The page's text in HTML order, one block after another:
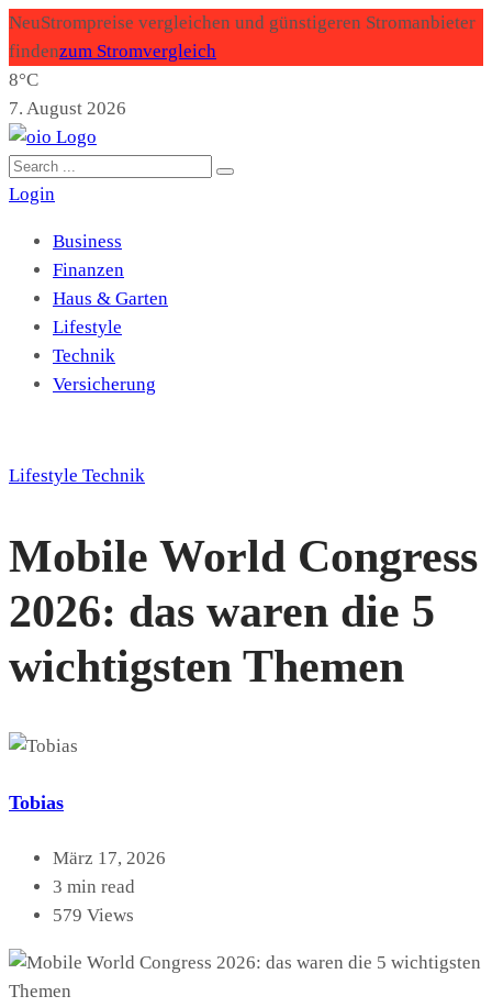
NeuStrompreise vergleichen und günstigeren Stromanbieter
findenzum Stromvergleich
8°C
7. August 2026
Login
Business
Finanzen
Haus & Garten
Lifestyle
Technik
Versicherung
Lifestyle Technik
Mobile World Congress
2026: das waren die 5
wichtigsten Themen
Tobias
März 17, 2026
3 min read
579 Views